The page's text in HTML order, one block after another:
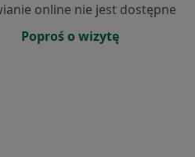
online nie jest dostępne
Poproś o wizytę